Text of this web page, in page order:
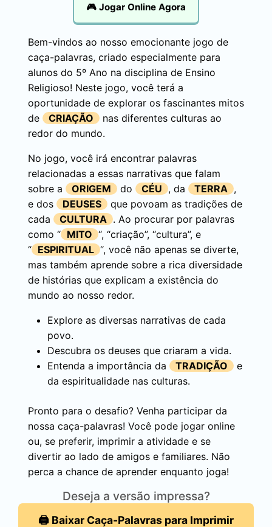
🎮 Jogar Online Agora
Bem-vindos ao nosso emocionante jogo de
caça-palavras, criado especialmente para
alunos do 5º Ano na disciplina de Ensino
Religioso! Neste jogo, você terá a
oportunidade de explorar os fascinantes mitos
de
CRIAÇÃO
nas diferentes culturas ao
redor do mundo.
No jogo, você irá encontrar palavras
relacionadas a essas narrativas que falam
sobre a
ORIGEM do CÉU , da TERRA ,
e dos
DEUSES
que povoam as tradições de
cada
CULTURA . Ao procurar por palavras
como “ MITO “, “criação”, “cultura”, e
“ ESPIRITUAL “, você não apenas se diverte,
mas também aprende sobre a rica diversidade
de histórias que explicam a existência do
mundo ao nosso redor.
Explore as diversas narrativas de cada
povo.
Descubra os deuses que criaram a vida.
Entenda a importância da
TRADIÇÃO
e
da espiritualidade nas culturas.
Pronto para o desafio? Venha participar da
nossa caça-palavras! Você pode jogar online
ou, se preferir, imprimir a atividade e se
divertir ao lado de amigos e familiares. Não
perca a chance de aprender enquanto joga!
Deseja a versão impressa?
🖨️ Baixar Caça-Palavras para Imprimir